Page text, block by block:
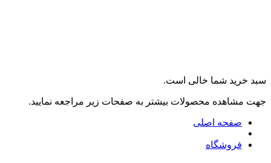
سبد خرید شما خالی است.
جهت مشاهده محصولات بیشتر به صفحات زیر مراجعه نمایید.
صفحه اصلی
فروشگاه